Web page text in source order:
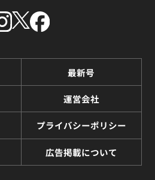
最新号
運営会社
プライバシーポリシー
広告掲載について